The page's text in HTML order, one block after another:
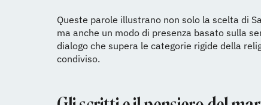
Queste parole illustrano non solo la scelta di
ma anche un modo di presenza basato sulla
dialogo che supera le categorie rigide della
condiviso.